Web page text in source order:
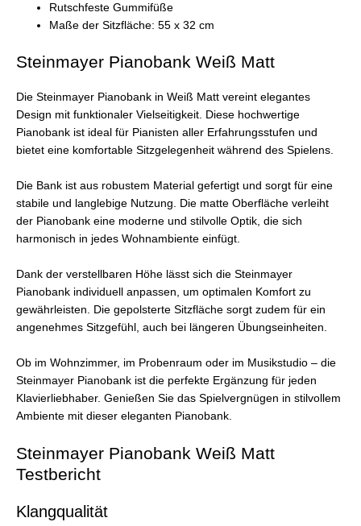
Rutschfeste Gummifüße
Maße der Sitzfläche: 55 x 32 cm
Steinmayer Pianobank Weiß Matt
Die Steinmayer Pianobank in Weiß Matt vereint elegantes
Design mit funktionaler Vielseitigkeit. Diese hochwertige
Pianobank ist ideal für Pianisten aller Erfahrungsstufen und
bietet eine komfortable Sitzgelegenheit während des Spielens.
Die Bank ist aus robustem Material gefertigt und sorgt für eine
stabile und langlebige Nutzung. Die matte Oberfläche verleiht
der Pianobank eine moderne und stilvolle Optik, die sich
harmonisch in jedes Wohnambiente einfügt.
Dank der verstellbaren Höhe lässt sich die Steinmayer
Pianobank individuell anpassen, um optimalen Komfort zu
gewährleisten. Die gepolsterte Sitzfläche sorgt zudem für ein
angenehmes Sitzgefühl, auch bei längeren Übungseinheiten.
Ob im Wohnzimmer, im Probenraum oder im Musikstudio – die
Steinmayer Pianobank ist die perfekte Ergänzung für jeden
Klavierliebhaber. Genießen Sie das Spielvergnügen in stilvollem
Ambiente mit dieser eleganten Pianobank.
Steinmayer Pianobank Weiß Matt
Testbericht
Klangqualität